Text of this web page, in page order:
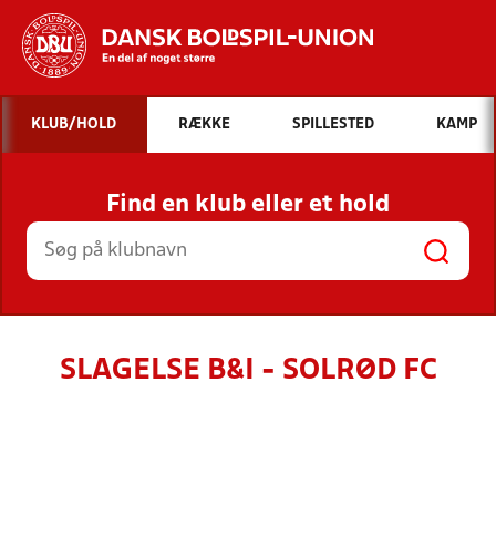
Hvad vil du søge efter?
INDHOLD OG NYHEDER
STILLINGER, RESULTATER, KLUBBER OG
HOLD
KLUB/HOLD RÆKKE SPILLESTED KAMP
Find en klub eller et hold
SLAGELSE B&I - SOLRØD FC